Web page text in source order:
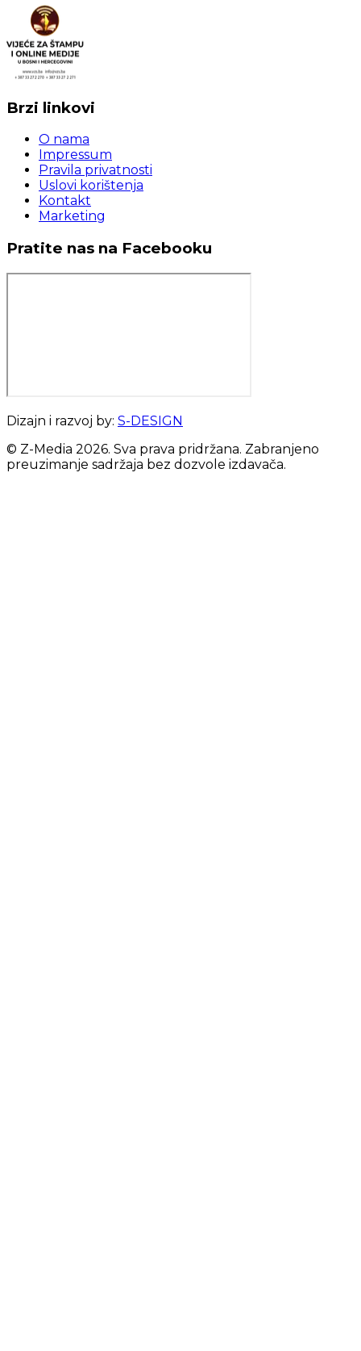
Brzi linkovi
O nama
Impressum
Pravila privatnosti
Uslovi korištenja
Kontakt
Marketing
Pratite nas na Facebooku
Dizajn i razvoj by: S-DESIGN
© Z-Media 2026. Sva prava pridržana. Zabranjeno
preuzimanje sadržaja bez dozvole izdavača.